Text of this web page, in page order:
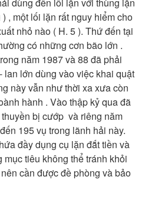
, một lối lặn rất nguy hiểm cho
nhỏ nào ( H. 5 ). Thứ đến tại
có những cơn bão lớn .
năm 1987 và 88 đã phải
lớn dùng vào việc khai quật
này vẫn như thời xa xưa còn
hành . Vào thập kỷ qua đã
bị cướp và riêng năm
195 vụ trong lãnh hải này.
đầy dụng cụ lặn đắt tiền và
tiêu không thể tránh khỏi
cần được đề phòng và bảo